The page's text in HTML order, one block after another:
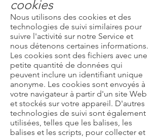
cookies
Nous utilisons des cookies et des
technologies de suivi similaires pour
suivre l'activité sur notre Service et
nous détenons certaines informations.
Les cookies sont des fichiers avec une
petite quantité de données qui
peuvent inclure un identifiant unique
anonyme. Les cookies sont envoyés à
votre navigateur à partir d'un site Web
et stockés sur votre appareil. D'autres
technologies de suivi sont également
utilisées, telles que les balises, les
balises et les scripts, pour collecter et